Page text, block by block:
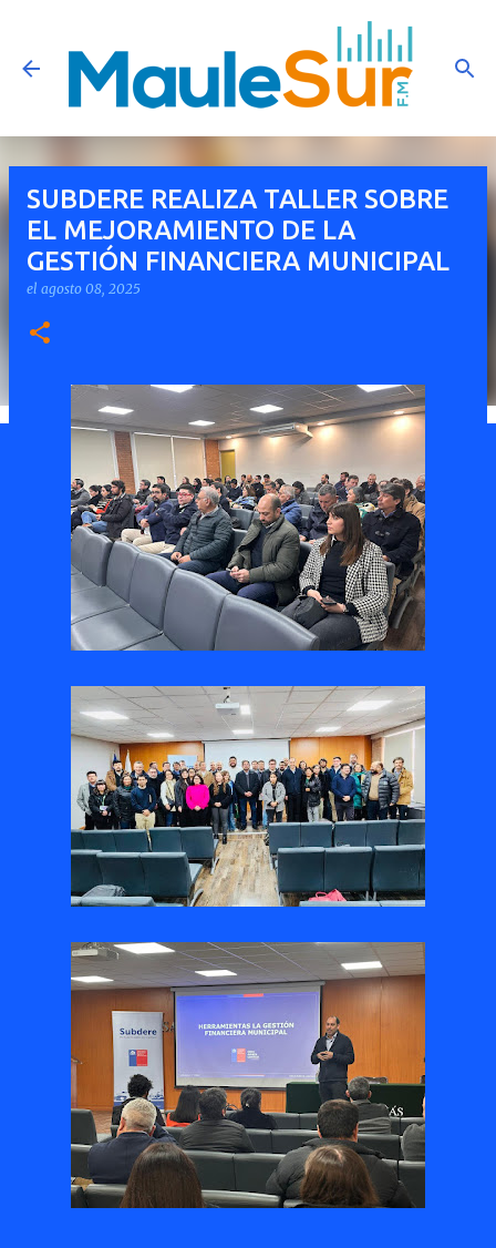
Ir al contenido principal
SUBDERE REALIZA TALLER SOBRE
EL MEJORAMIENTO DE LA
GESTIÓN FINANCIERA MUNICIPAL
el agosto 08, 2025